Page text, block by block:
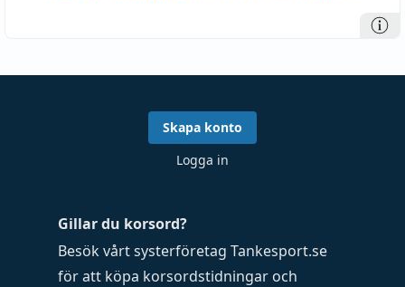
Gillar du korsord?
Besök vårt systerföretag Tankesport.se
för att köpa korsordstidningar och
Skapa konto
Logga in